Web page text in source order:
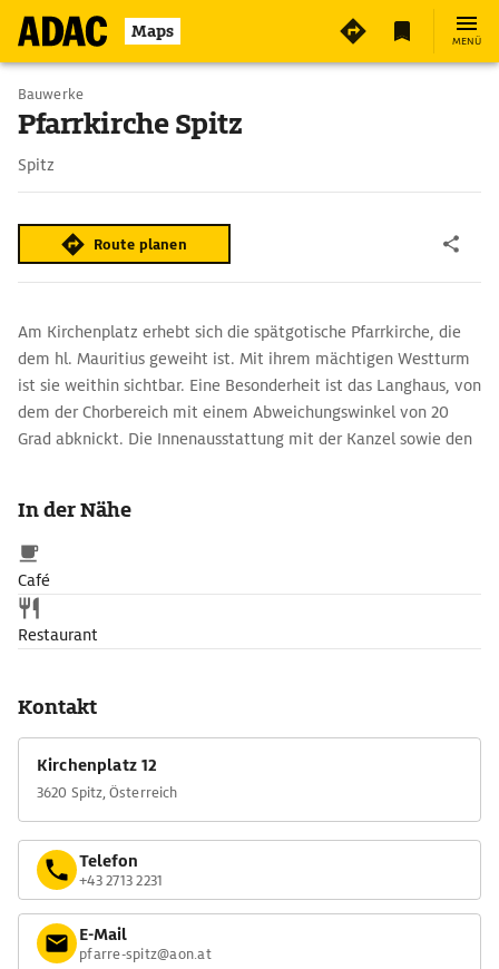
Maps MENÜ
Bauwerke
Pfarrkirche Spitz
Spitz
Route planen
Am Kirchenplatz erhebt sich die spätgotische Pfarrkirche, die
dem hl. Mauritius geweiht ist. Mit ihrem mächtigen Westturm
ist sie weithin sichtbar. Eine Besonderheit ist das Langhaus, von
dem der Chorbereich mit einem Abweichungswinkel von 20
Grad abknickt. Die Innenausstattung mit der Kanzel sowie den
In der Nähe
Café
Restaurant
Kontakt
Kirchenplatz 12
3620 Spitz, Österreich
Telefon
+43 2713 2231
E-Mail
pfarre-spitz@aon.at